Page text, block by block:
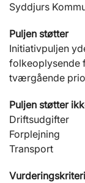
Syddjurs
Puljen støtter
Initiativpuljen
folkeoplysende
tværgående
Puljen støtter
Driftsudgifter
Forplejning
Transport